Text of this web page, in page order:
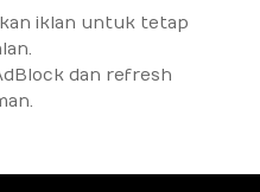
iklan untuk tetap
dan refresh